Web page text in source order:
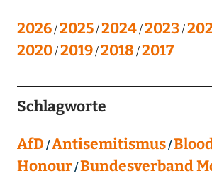
2026 2025 2024 2023
2020 2019 2018 2017
Schlagworte
AfD Antisemitismus
Honour Bundesverband